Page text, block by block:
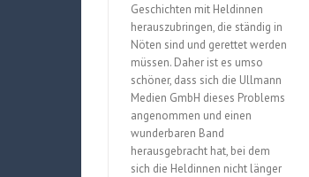
Geschichten mit Heldinnen
herauszubringen, die ständig in
Nöten sind und gerettet werden
müssen. Daher ist es umso
schöner, dass sich die Ullmann
Medien GmbH dieses Problems
angenommen und einen
wunderbaren Band
herausgebracht hat, bei dem
sich die Heldinnen nicht länger